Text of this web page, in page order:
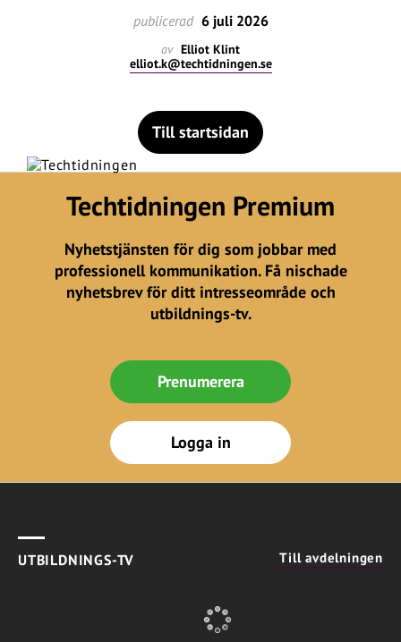
publicerad 6 juli 2026
av Elliot Klint
elliot.k@techtidningen.se
Till startsidan
Techtidningen Premium
Nyhetstjänsten för dig som jobbar med
professionell kommunikation. Få nischade
nyhetsbrev för ditt intresseområde och
utbildnings-tv.
Prenumerera
Logga in
UTBILDNINGS-TV Till avdelningen